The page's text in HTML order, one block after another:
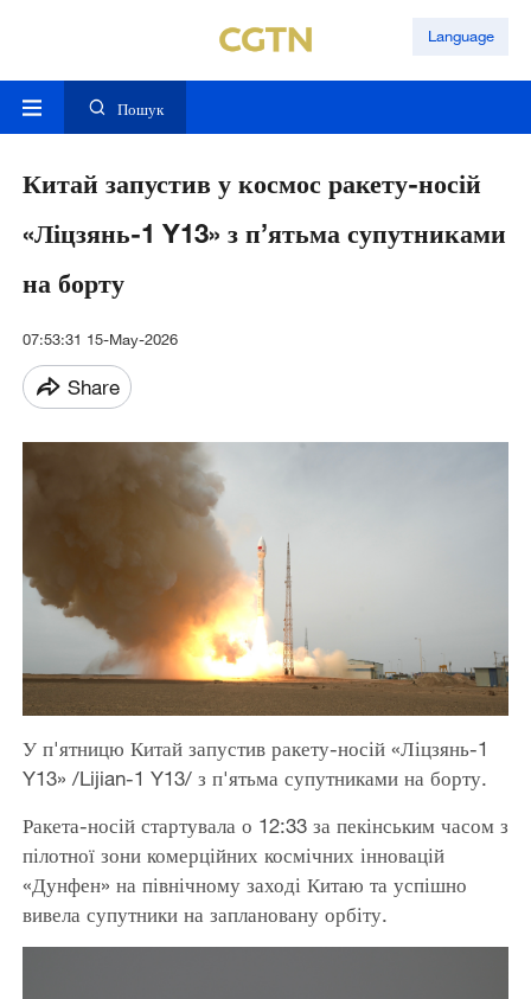
Language
Пошук
Китай запустив у космос ракету-носій
«Ліцзянь-1 Y13» з п’ятьма супутниками
на борту
07:53:31 15-May-2026
Share
У п'ятницю Китай запустив ракету-носій «Ліцзянь-1
Y13» /Lijian-1 Y13/ з п'ятьма супутниками на борту.
Ракета-носій стартувала о 12:33 за пекінським часом з
пілотної зони комерційних космічних інновацій
«Дунфен» на північному заході Китаю та успішно
вивела супутники на заплановану орбіту.